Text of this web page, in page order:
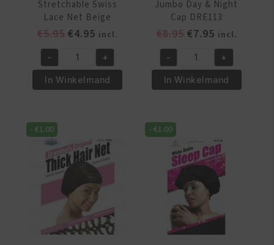
Stretchable Swiss
Lace Net Beige
€5.95 Oorspronkelijke
was:
€5.95.
€4.95 Huidige
prijs
is:
€4.95.
incl.
Dream
World
Stretchable
Lace
Net
Beige
aantal
- +
In Winkelmand
Jumbo Day & Night
Cap DRE113
€8.95 Oorspronkelijke
was:
€8.95.
€7.95Huidige
prijs
is:
€7.95.
incl.
Dream
World
Super
Day
&
Night
Cap
DRE113
aantal
- +
In Winkelmand
-€1.00 -€1.00